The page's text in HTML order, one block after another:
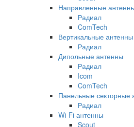
Направленные
Радиал
ComTech
Вертикальные антенны
Радиал
Дипольные антенны
Радиал
Icom
ComTech
Панельные секторные
Радиал
Wi-Fi антенны
Scout